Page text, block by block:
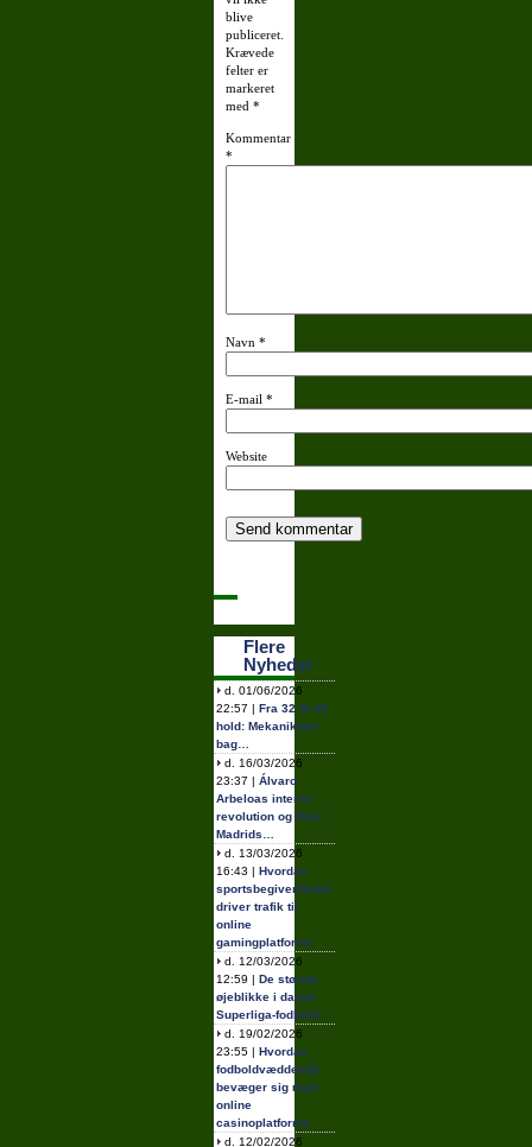
blive
publiceret.
Krævede
felter er
markeret
med *
Kommentar
*
Navn *
E-mail *
Website
Flere
Nyheder
d. 01/06/2026
22:57 | Fra 32 til 48
hold: Mekanikken
bag…
d. 16/03/2026
23:37 | Álvaro
Arbeloas interne
revolution og Real
Madrids…
d. 13/03/2026
16:43 | Hvordan
sportsbegivenheder
driver trafik til
online
gamingplatforme
d. 12/03/2026
12:59 | De største
øjeblikke i dansk
Superliga-fodbold
d. 19/02/2026
23:55 | Hvordan
fodboldvæddemål
bevæger sig mod
online
casinoplatforme…
d. 12/02/2026